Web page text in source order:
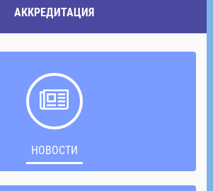
АККРЕДИТАЦИЯ
НОВОСТИ